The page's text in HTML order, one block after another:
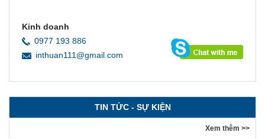
Kinh doanh
0977 193 886
inthuan111@gmail.com
TIN TỨC - SỰ KIỆN
Xem thêm >>